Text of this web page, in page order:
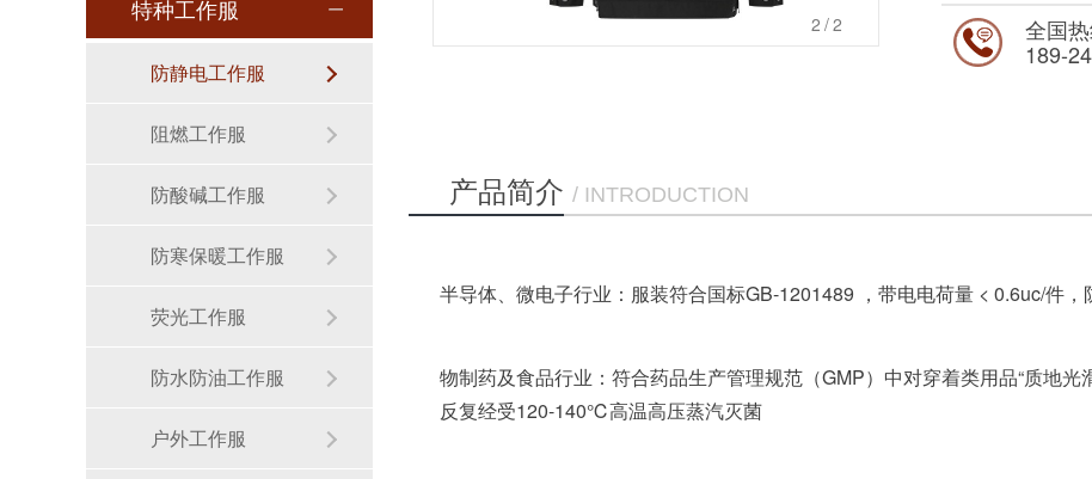
1 /2
穿着的舒适感和美
5、尺码：S M L
全国
189-
产品简介 / INTRODUCTION
半导体、微电子行业：服装符合国标GB-1201489 ，带电电荷量 < 0.6uc/件
物制药及食品行业：符合药品生产管理规范（GMP）中对穿着类用品“质地
反复经受120-140℃高温高压蒸汽灭菌
特种工作服
防静电工作服
阻燃工作服
防酸碱工作服
防寒保暖工作服
荧光工作服
防水防油工作服
户外工作服